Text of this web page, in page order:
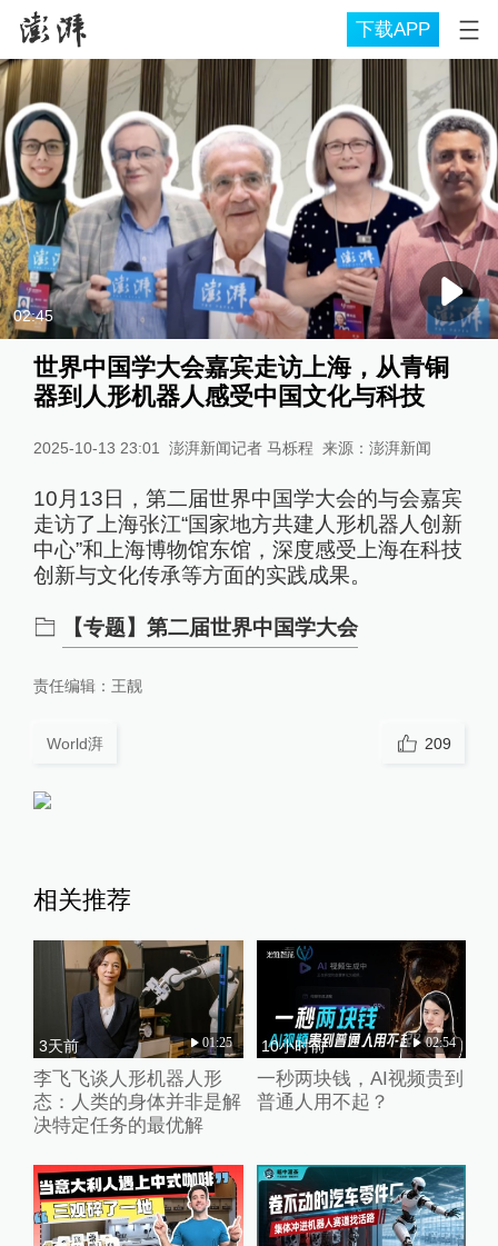
下载APP
02:45
世界中国学大会嘉宾走访上海，从青铜
器到人形机器人感受中国文化与科技
2025-10-13 23:01 澎湃新闻记者 马栎程 来源： 澎湃新闻
10月13日，第二届世界中国学大会的与会嘉宾
走访了上海张江“国家地方共建人形机器人创新
中心”和上海博物馆东馆，深度感受上海在科技
创新与文化传承等方面的实践成果。
【专题】第二届世界中国学大会
责任编辑： 王靓
World湃 209
相关推荐
3天前 01:25
李飞飞谈人形机器人形
态：人类的身体并非是解
决特定任务的最优解
10小时前 02:54
一秒两块钱，AI视频贵到
普通人用不起？